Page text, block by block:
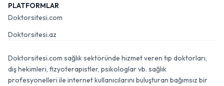
PLATFORMLAR
Doktorsitesi.com
Doktorsitesi.az
Doktorsitesi.com sağlık sektöründe hizmet veren tıp doktorları,
diş hekimleri, fizyoterapistler, psikologlar vb. sağlık
profesyonelleri ile internet kullanıcılarını buluşturan bağımsız bir